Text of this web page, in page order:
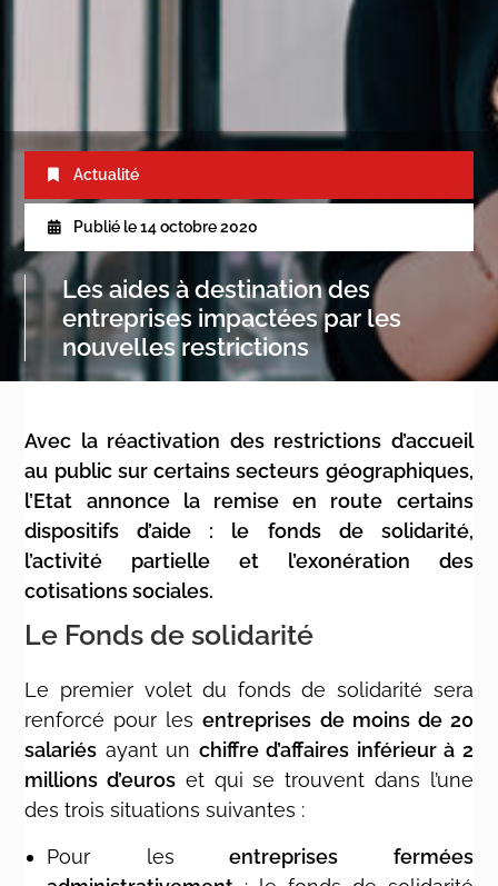
Actualité
Publié le 14 octobre 2020
Les aides à destination des
entreprises impactées par les
nouvelles restrictions
Avec la réactivation des restrictions d’accueil
au public sur certains secteurs géographiques,
l’Etat annonce la remise en route certains
dispositifs d’aide : le fonds de solidarité,
l’activité partielle et l’exonération des
cotisations sociales.
Le Fonds de solidarité
Le premier volet du fonds de solidarité sera
renforcé pour lesentreprises de moins de 20
salariés ayant un chiffre d’affaires inférieur à 2
millions d’euros et qui se trouvent dans l’une
des trois situations suivantes :
Pour les entreprises fermées